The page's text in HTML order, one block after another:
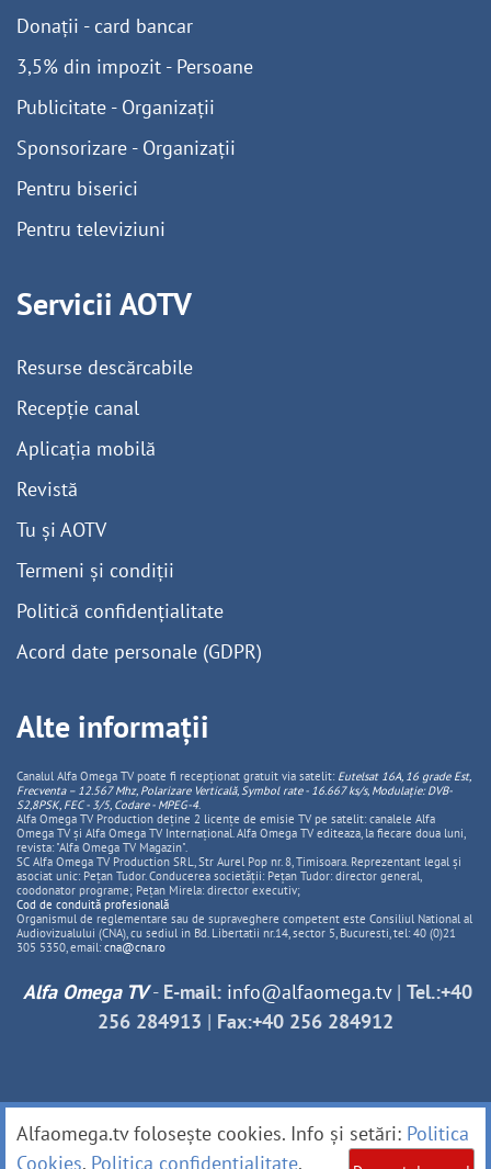
Donații - card bancar
3,5% din impozit - Persoane
Publicitate - Organizații
Sponsorizare - Organizații
Pentru biserici
Pentru televiziuni
Servicii AOTV
Resurse descărcabile
Recepție canal
Aplicația mobilă
Revistă
Tu și AOTV
Termeni și condiții
Politică confidențialitate
Acord date personale (GDPR)
Alte informații
Canalul Alfa Omega TV poate fi recepționat gratuit via satelit: Eutelsat 16A, 16 grade Est,
Frecventa – 12.567 Mhz, PolarizareVerticală, Symbol rate - 16.667 ks/s, Modulație: DVB-
S2,8PSK, FEC - 3/5, Codare - MPEG-4.
Alfa Omega TV Production deține 2 licențe de emisie TV pe satelit: canalele Alfa
Omega TV și Alfa Omega TV Internațional. Alfa Omega TV editeaza, la fiecare doua luni,
revista: "Alfa Omega TV Magazin".
SC Alfa Omega TV Production SRL, Str Aurel Pop nr. 8, Timisoara. Reprezentant legal și
asociat unic: Pețan Tudor. Conducerea societății: Pețan Tudor: director general,
coodonator programe; Pețan Mirela: director executiv;
Cod de conduită profesională
Organismul de reglementare sau de supraveghere competent este Consiliul National al
Audiovizualului (CNA), cu sediul in Bd. Libertatii nr.14, sector 5, Bucuresti, tel: 40 (0)21
305 5350, email: cna@cna.ro
Alfa Omega TV- E-mail: info@alfaomega.tv| Tel.:+40
256 284913 | Fax:+40 256 284912
Alfaomega.tv folosește cookies. Info și setări: Politica
Cookies. Politica confidențialitate.